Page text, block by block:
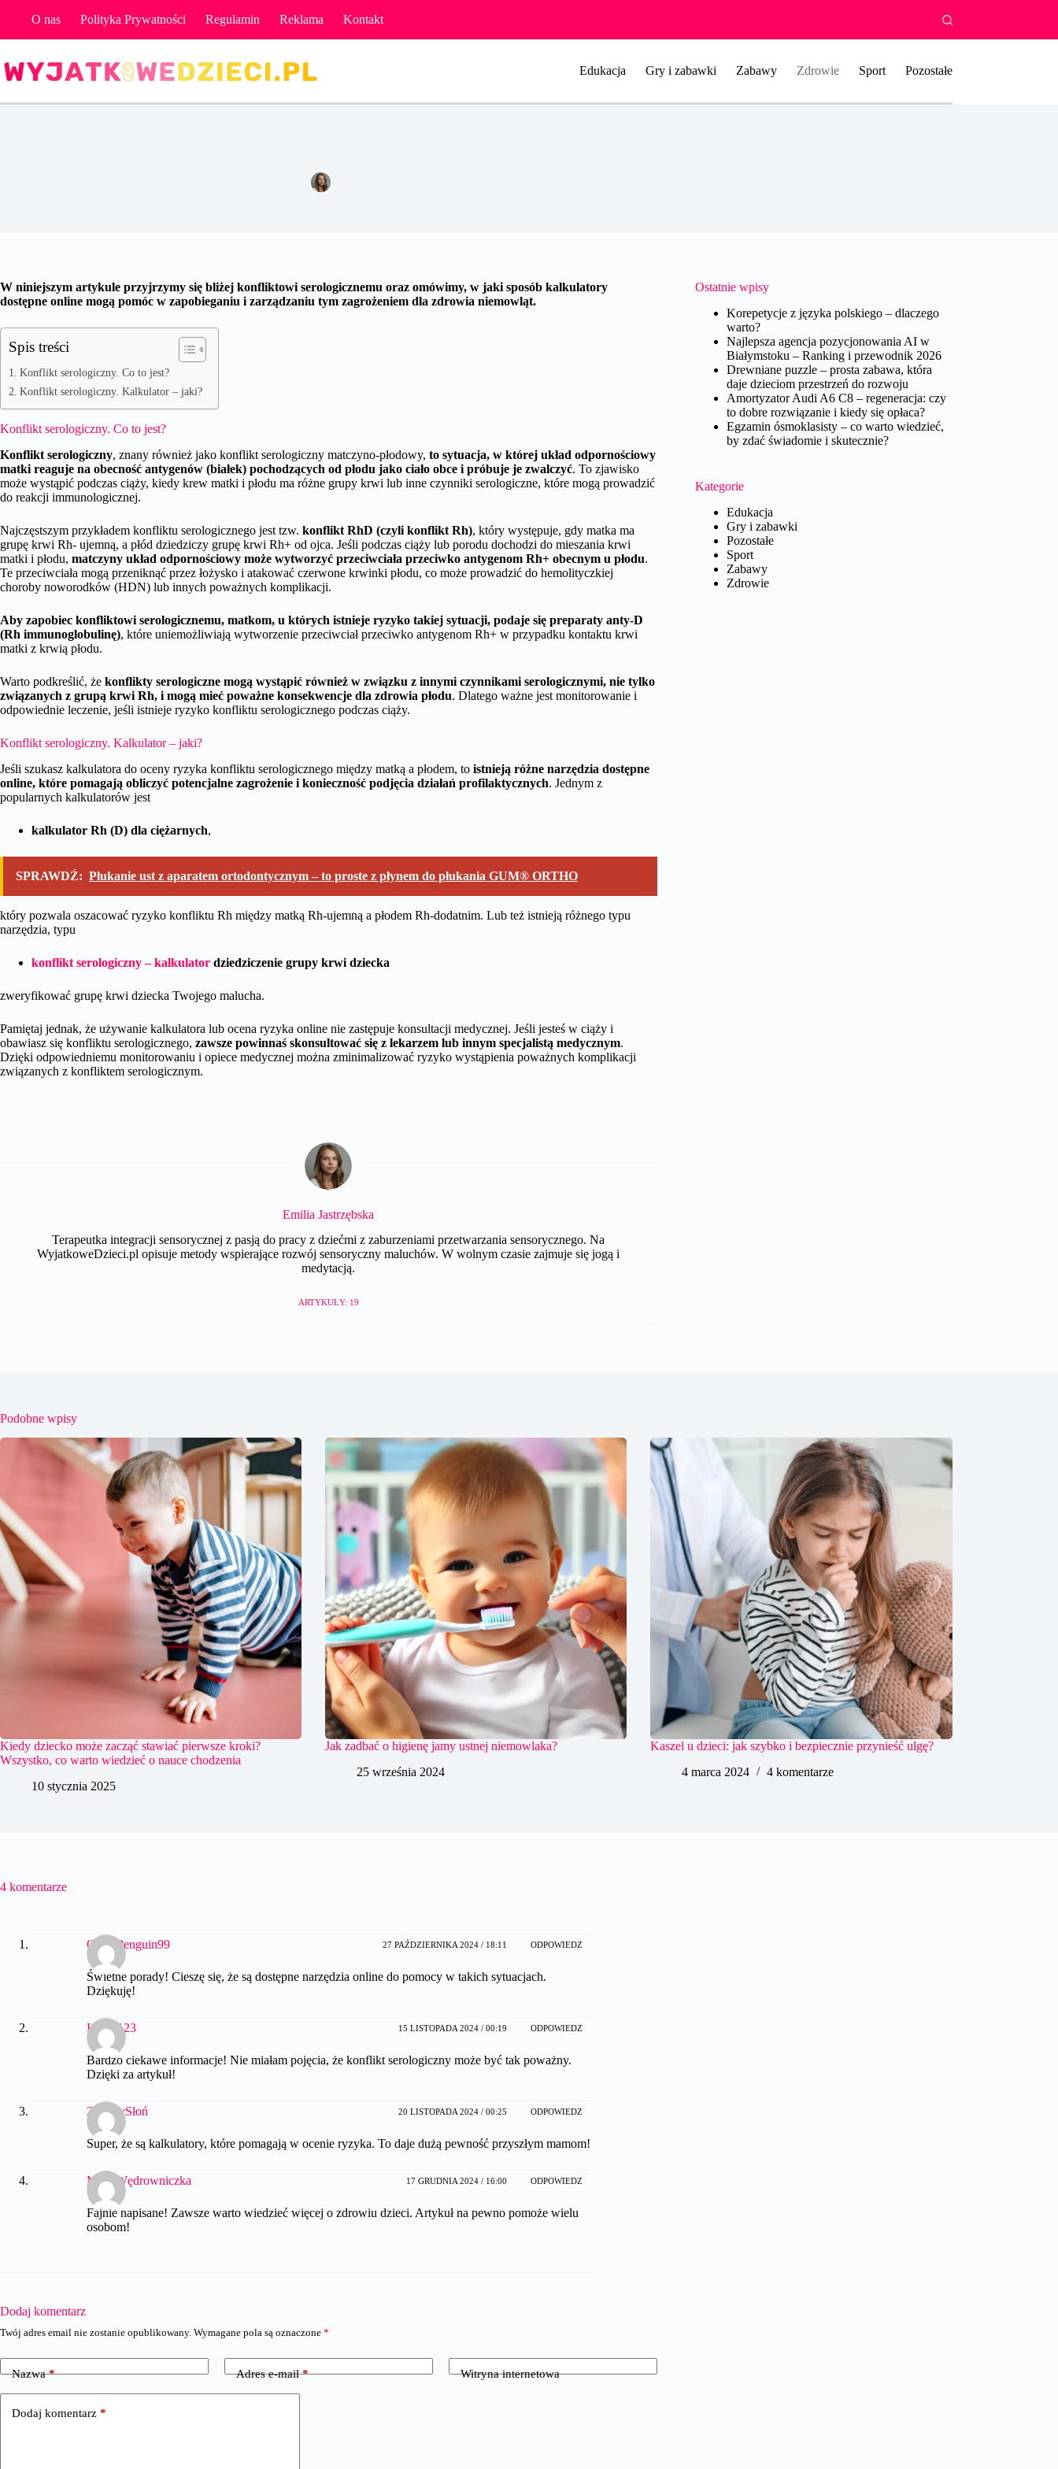
O nas Polityka Prywatności Regulamin Reklama Kontakt
Edukacja Gry i zabawki Zabawy Zdrowie Sport Pozostałe
W niniejszym artykule przyjrzymy się bliżej konfliktowi serologicznemu oraz omówimy, w jaki sposób kalkulatory
dostępne online mogą pomóc w zapobieganiu i zarządzaniu tym zagrożeniem dla zdrowia niemowląt.
Spis treści
Konflikt serologiczny. Co to jest?
Konflikt serologiczny. Kalkulator – jaki?
Konflikt serologiczny. Co to jest?
Konflikt serologiczny, znany również jako konflikt serologiczny matczyno-płodowy, to sytuacja, w której układ odpornościowy
matki reaguje na obecność antygenów (białek) pochodzących od płodu jako ciało obce i próbuje je zwalczyć. To zjawisko
może wystąpić podczas ciąży, kiedy krew matki i płodu ma różne grupy krwi lub inne czynniki serologiczne, które mogą prowadzić
do reakcji immunologicznej.
Najczęstszym przykładem konfliktu serologicznego jest tzw. konflikt RhD (czyli konflikt Rh), który występuje, gdy matka ma
grupę krwi Rh- ujemną, a płód dziedziczy grupę krwi Rh+ od ojca. Jeśli podczas ciąży lub porodu dochodzi do mieszania krwi
matki i płodu, matczyny układ odpornościowy może wytworzyć przeciwciała przeciwko antygenom Rh+ obecnym u płodu.
Te przeciwciała mogą przeniknąć przez łożysko i atakować czerwone krwinki płodu, co może prowadzić do hemolityczkiej
choroby noworodków (HDN) lub innych poważnych komplikacji.
Aby zapobiec konfliktowi serologicznemu, matkom, u których istnieje ryzyko takiej sytuacji, podaje się preparaty anty-D
(Rh immunoglobulinę), które uniemożliwiają wytworzenie przeciwciał przeciwko antygenom Rh+ w przypadku kontaktu krwi
matki z krwią płodu.
Warto podkreślić, że konflikty serologiczne mogą wystąpić również w związku z innymi czynnikami serologicznymi, nie tylko
związanych z grupą krwi Rh, i mogą mieć poważne konsekwencje dla zdrowia płodu. Dlatego ważne jest monitorowanie i
odpowiednie leczenie, jeśli istnieje ryzyko konfliktu serologicznego podczas ciąży.
Konflikt serologiczny. Kalkulator – jaki?
Jeśli szukasz kalkulatora do oceny ryzyka konfliktu serologicznego między matką a płodem, to istnieją różne narzędzia dostępne
online, które pomagają obliczyć potencjalne zagrożenie i konieczność podjęcia działań profilaktycznych. Jednym z
popularnych kalkulatorów jest
kalkulator Rh (D) dla ciężarnych,
SPRAWDŹ: Płukanie ust z aparatem ortodontycznym – to proste z płynem do płukania GUM® ORTHO
który pozwala oszacować ryzyko konfliktu Rh między matką Rh-ujemną a płodem Rh-dodatnim. Lub też istnieją różnego typu
narzędzia, typu
konflikt serologiczny – kalkulator dziedziczenie grupy krwi dziecka
zweryfikować grupę krwi dziecka Twojego malucha.
Pamiętaj jednak, że używanie kalkulatora lub ocena ryzyka online nie zastępuje konsultacji medycznej. Jeśli jesteś w ciąży i
obawiasz się konfliktu serologicznego, zawsze powinnaś skonsultować się z lekarzem lub innym specjalistą medycznym.
Dzięki odpowiedniemu monitorowaniu i opiece medycznej można zminimalizować ryzyko wystąpienia poważnych komplikacji
związanych z konfliktem serologicznym.
Emilia Jastrzębska
Terapeutka integracji sensorycznej z pasją do pracy z dziećmi z zaburzeniami przetwarzania sensorycznego. Na
WyjatkoweDzieci.pl opisuje metody wspierające rozwój sensoryczny maluchów. W wolnym czasie zajmuje się jogą i
medytacją.
ARTYKUŁY: 19
Ostatnie wpisy
Korepetycje z języka polskiego – dlaczego
warto?
Najlepsza agencja pozycjonowania AI w
Białymstoku – Ranking i przewodnik 2026
Drewniane puzzle – prosta zabawa, która
daje dzieciom przestrzeń do rozwoju
Amortyzator Audi A6 C8 – regeneracja: czy
to dobre rozwiązanie i kiedy się opłaca?
Egzamin ósmoklasisty – co warto wiedzieć,
by zdać świadomie i skutecznie?
Kategorie
Edukacja
Gry i zabawki
Pozostałe
Sport
Zabawy
Zdrowie
Podobne wpisy
Kiedy dziecko może zacząć stawiać pierwsze kroki?
Wszystko, co warto wiedzieć o nauce chodzenia
10 stycznia 2025
Jak zadbać o higienę jamy ustnej niemowlaka?
25 września 2024
Kaszel u dzieci: jak szybko i bezpiecznie przynieść ulgę?
4 marca 2024
4 komentarze
4 komentarze
CrazyPenguin99 27 PAŹDZIERNIKA 2024 / 18:11 ODPOWIEDZ
Świetne porady! Cieszę się, że są dostępne narzędzia online do pomocy w takich sytuacjach.
Dziękuję!
Kotek123 15 LISTOPADA 2024 / 00:19 ODPOWIEDZ
Bardzo ciekawe informacje! Nie miałam pojęcia, że konflikt serologiczny może być tak poważny.
Dzięki za artykuł!
ZielonySłoń 20 LISTOPADA 2024 / 00:25 ODPOWIEDZ
Super, że są kalkulatory, które pomagają w ocenie ryzyka. To daje dużą pewność przyszłym mamom!
MartaWędrowniczka 17 GRUDNIA 2024 / 16:00 ODPOWIEDZ
Fajnie napisane! Zawsze warto wiedzieć więcej o zdrowiu dzieci. Artykuł na pewno pomoże wielu
osobom!
Dodaj komentarz
Twój adres email nie zostanie opublikowany. Wymagane pola są oznaczone *
Nazwa* Adres e-mail* Witryna internetowa
Dodaj komentarz *